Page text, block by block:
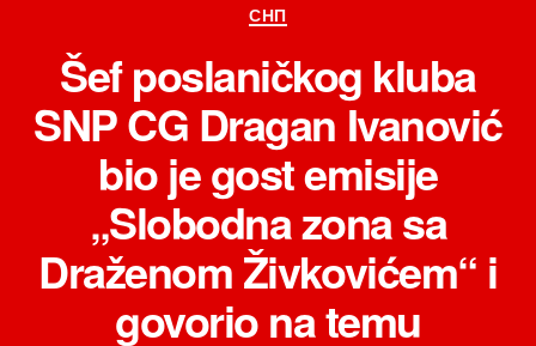
Категорије
СНП
Šef poslaničkog kluba
SNP CG Dragan Ivanović
bio je gost emisije
„Slobodna zona sa
Draženom Živkovićem“ i
govorio na temu